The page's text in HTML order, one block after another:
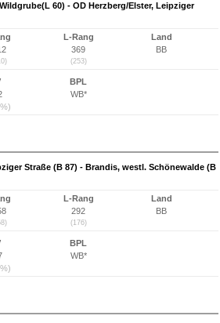
60) - OD Herzberg/Elster, Leipziger
L-Rang
369
(253)
Land
BB
BPL
WB*
Straße (B 87) - Brandis, westl. Schönewalde (B
L-Rang
292
(176)
Land
BB
BPL
WB*